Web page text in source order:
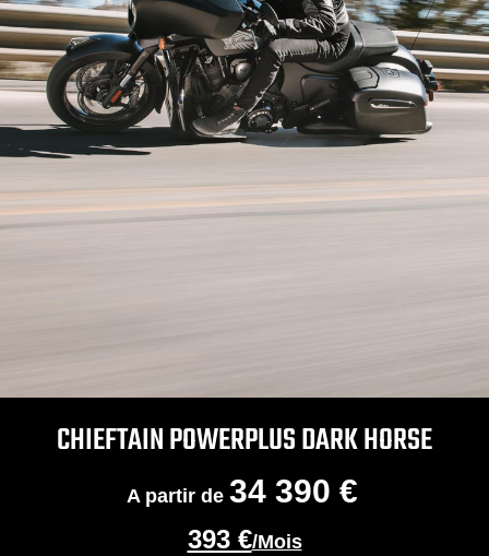
CHIEFTAIN POWERPLUS DARK HORSE
A partir de 34 390 €
393 €/Mois